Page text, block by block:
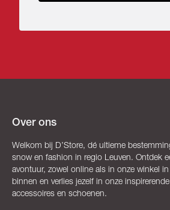
Over ons
Welkom bij D’Store, dé ultieme
snow en fashion in regio Leuven. Ontdek
avontuur, zowel online als in onze winkel
binnen en verlies jezelf in onze
accessoires en schoenen.